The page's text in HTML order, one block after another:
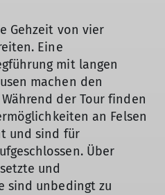
Gehzeit von vier
Eine
mit langen
machen den
der Tour finden
an Felsen
und sind für
Über
und
sind unbedingt zu